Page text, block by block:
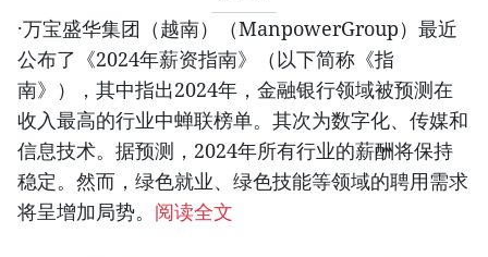
·万宝盛华集团（越南）（ManpowerGroup）最近
公布了《2024年薪资指南》（以下简称《指
南》），其中指出2024年，金融银行领域被预测在
收入最高的行业中蝉联榜单。其次为数字化、传媒和
信息技术。据预测，2024年所有行业的薪酬将保持
稳定。然而，绿色就业、绿色技能等领域的聘用需求
将呈增加局势。 阅读全文